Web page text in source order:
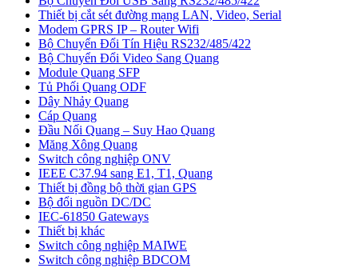
Thiết bị cắt sét đường mạng LAN, Video, Serial
Modem GPRS IP – Router Wifi
Bộ Chuyển Đổi Tín Hiệu RS232/485/422
Bộ Chuyển Đổi Video Sang Quang
Module Quang SFP
Tủ Phối Quang ODF
Dây Nhảy Quang
Cáp Quang
Đầu Nối Quang – Suy Hao Quang
Măng Xông Quang
Switch công nghiệp ONV
IEEE C37.94 sang E1, T1, Quang
Thiết bị đồng bộ thời gian GPS
Bộ đổi nguồn DC/DC
IEC-61850 Gateways
Thiết bị khác
Switch công nghiệp MAIWE
Switch công nghiệp BDCOM